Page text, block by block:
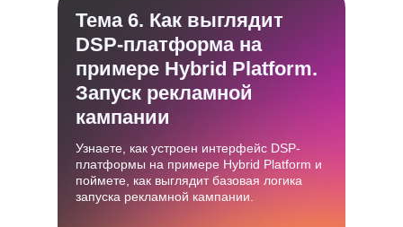
Узнаете, как устроен интерфейс DSP-
платформы на примере Hybrid Platform и
поймете, как выглядит базовая логика
запуска рекламной кампании.
Тема 6. Как выглядит
DSP-платформа на
примере Hybrid Platform.
Запуск рекламной
кампании